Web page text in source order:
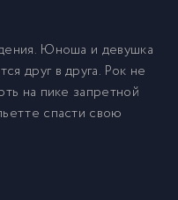
Юноша и девушка
друг в друга. Рок не
на пике запретной
спасти свою